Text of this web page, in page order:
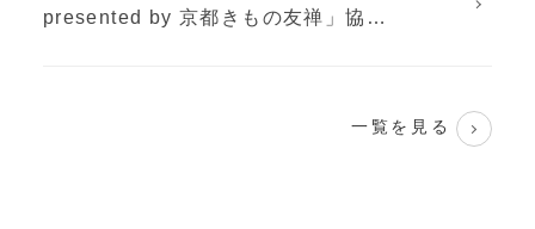
presented by 京都きもの友禅」協…
一覧を見る